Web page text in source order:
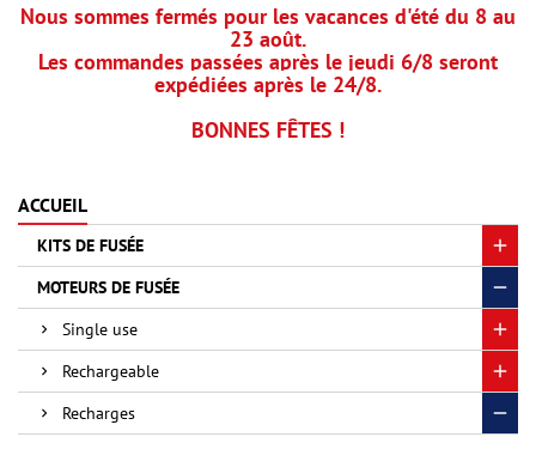
Nous sommes fermés pour les vacances d'été du 8 au
23 août.
Les commandes passées après le jeudi 6/8 seront
expédiées après le 24/8.
BONNES FÊTES !
ACCUEIL
KITS DE FUSÉE
MOTEURS DE FUSÉE
Single use
Rechargeable
Recharges